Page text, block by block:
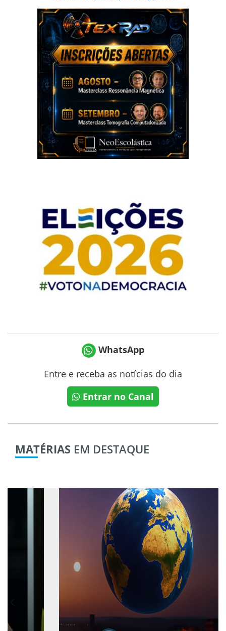
WhatsApp
Entre e receba as notícias do dia
Entrar no Canal
MATÉRIAS EM DESTAQUE